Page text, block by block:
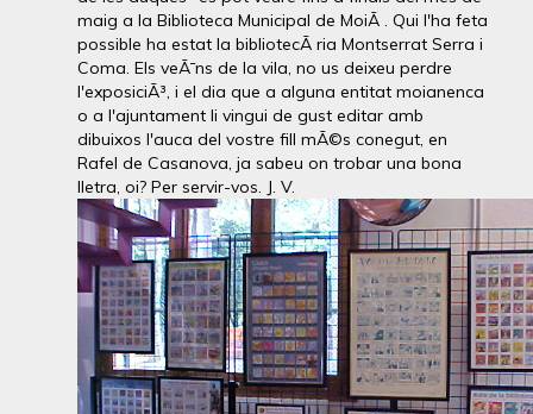
maig a la Biblioteca Municipal de MoiÃ . Qui l'ha feta
possible ha estat la bibliotecÃ ria Montserrat Serra i
Coma. Els veÃ¯ns de la vila, no us deixeu perdre
l'exposiciÃ³, i el dia que a alguna entitat moianenca
o a l'ajuntament li vingui de gust editar amb
dibuixos l'auca del vostre fill mÃ©s conegut, en
Rafel de Casanova, ja sabeu on trobar una bona
lletra, oi? Per servir-vos. J. V.